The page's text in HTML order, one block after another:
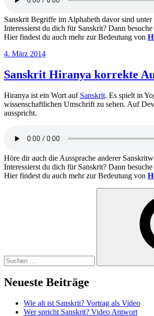
Sanskrit Begriffe im Alphabeth davor sind unter
Interessierst du dich für Sanskrit? Dann
Hier findest du auch mehr zur Bedeutung von
Veröffentlicht
4. März 2014
Sanskrit Hiranya korrekte
Hiranya ist ein Wort auf Sanskrit. Es spielt in
wissenschaftlichen Umschrift zu sehen. Auf
ausspricht.
Höre dir auch die Aussprache anderer
Interessierst du dich für Sanskrit? Dann
Hier findest du auch mehr zur Bedeutung von
Neueste Beiträge
Wie alt ist Sanskrit? Vortrag als Video
Wer spricht Sanskrit? Video Antwort